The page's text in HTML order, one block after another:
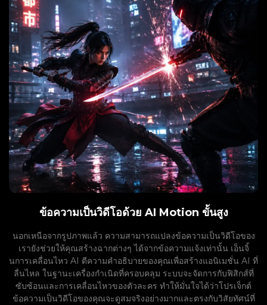
ข้อความเป็นวิดีโอด้วย AI Motion ขั้นสูง
นอกเหนือจากรูปภาพแล้ว ความสามารถแปลงข้อความเป็นวิดีโอของ
เรายังช่วยให้คุณสร้างฉากต่างๆ ได้จากข้อความแจ้งเท่านั้น เอ็นจิ้
นการเคลื่อนไหว AI ตีความคำอธิบายของคุณเพื่อสร้างแอนิเมชั่น AI ที่
ลื่นไหล ในฐานะเครื่องกำเนิดที่ครอบคลุม ระบบจะจัดการกับฟิสิกส์ที่
ซับซ้อนและการเคลื่อนไหวของตัวละคร ทำให้มั่นใจได้ว่าโปรเจ็กต์
ข้อความเป็นวิดีโอของคุณจะดูสมจริงอย่างมากและตรงกับวิสัยทัศน์ที่